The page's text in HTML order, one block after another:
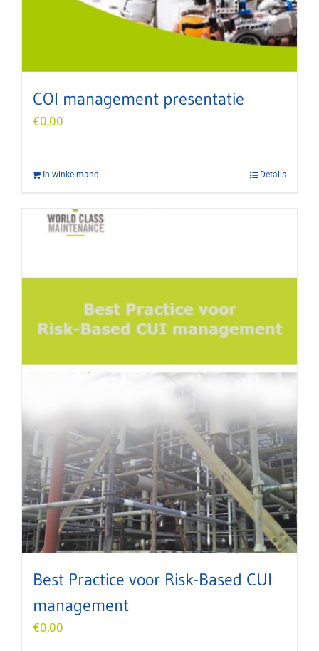
COI management presentatie
€0,00
In winkelmand Details
Best Practice voor Risk-Based CUI
management
€0,00